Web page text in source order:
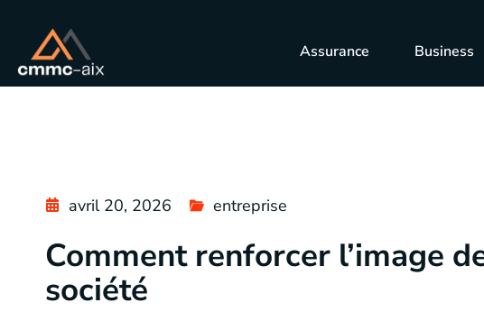
Assurance Business
avril 20, 2026 entreprise
Comment renforcer l’image
société